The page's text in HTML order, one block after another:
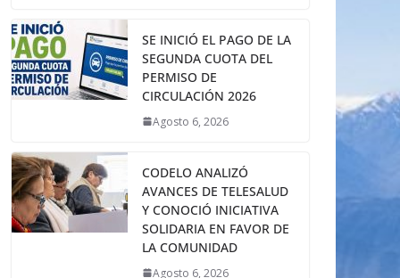
SE INICIÓ EL PAGO DE LA
SEGUNDA CUOTA DEL
PERMISO DE
CIRCULACIÓN 2026
Agosto 6, 2026
CODELO ANALIZÓ
AVANCES DE TELESALUD
Y CONOCIÓ INICIATIVA
SOLIDARIA EN FAVOR DE
LA COMUNIDAD
Agosto 6, 2026